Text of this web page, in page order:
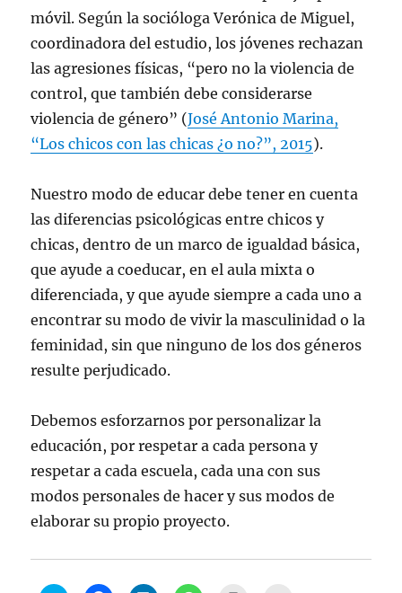
móvil. Según la socióloga Verónica de Miguel,
coordinadora del estudio, los jóvenes rechazan
las agresiones físicas, “pero no la violencia de
control, que también debe considerarse
violencia de género” (José Antonio Marina,
“Los chicos con las chicas ¿o no?”, 2015).
Nuestro modo de educar debe tener en cuenta
las diferencias psicológicas entre chicos y
chicas, dentro de un marco de igualdad básica,
que ayude a coeducar, en el aula mixta o
diferenciada, y que ayude siempre a cada uno a
encontrar su modo de vivir la masculinidad o la
feminidad, sin que ninguno de los dos géneros
resulte perjudicado.
Debemos esforzarnos por personalizar la
educación, por respetar a cada persona y
respetar a cada escuela, cada una con sus
modos personales de hacer y sus modos de
elaborar su propio proyecto.